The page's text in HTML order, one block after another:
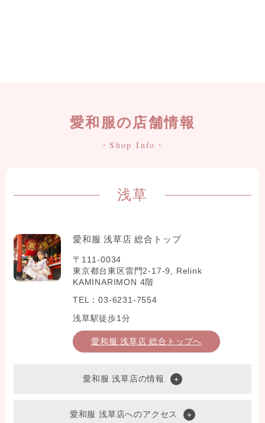
愛和服の店舗情報
・Shop Info・
浅草
愛和服 浅草店 総合トップ
〒111-0034
東京都台東区雷門2-17-9, Relink
KAMINARIMON 4階
TEL：03-6231-7554
浅草駅徒歩1分
愛和服 浅草店 総合トップへ
愛和服 浅草店の情報
愛和服 浅草店へのアクセス